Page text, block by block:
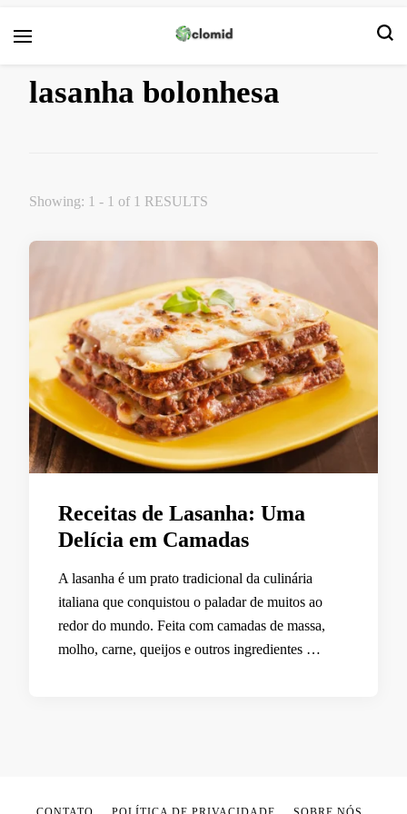
lasanha bolonhesa
Showing: 1 - 1 of 1 RESULTS
Receitas de Lasanha: Uma
Delícia em Camadas
A lasanha é um prato tradicional da culinária
italiana que conquistou o paladar de muitos ao
redor do mundo. Feita com camadas de massa,
molho, carne, queijos e outros ingredientes …